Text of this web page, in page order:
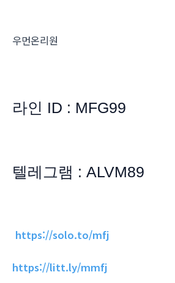
우먼온리원
라인 ID : MFG99
텔레그램 : ALVM89
https://solo.to/mfj
https://litt.ly/mmfj